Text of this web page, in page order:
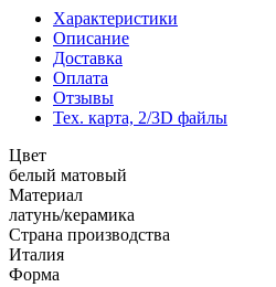
Характеристики
Описание
Доставка
Оплата
Отзывы
Тех. карта, 2/3D файлы
Цвет
белый матовый
Материал
латунь/керамика
Страна производства
Италия
Форма